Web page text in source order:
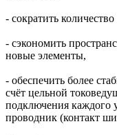
- сократить
- сэкономить
новые элементы,
- обеспечить более
счёт цельной
подключения каждого
проводник (контакт